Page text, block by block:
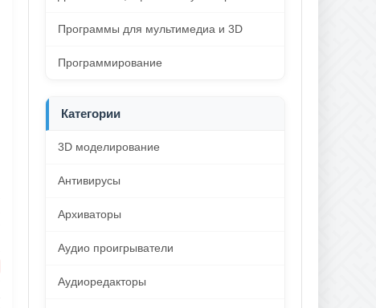
Программы для мультимедиа и 3D
Программирование
Категории
3D моделирование
Антивирусы
Архиваторы
Аудио проигрыватели
Аудиоредакторы